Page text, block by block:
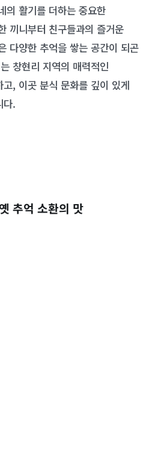
의 활기를 더하는 중요한
끼니부터 친구들과의 즐거운
다양한 추억을 쌓는 공간이 되곤
창현리 지역의 매력적인
고, 이곳 분식 문화를 깊이 있게
다.
추억 소환의 맛